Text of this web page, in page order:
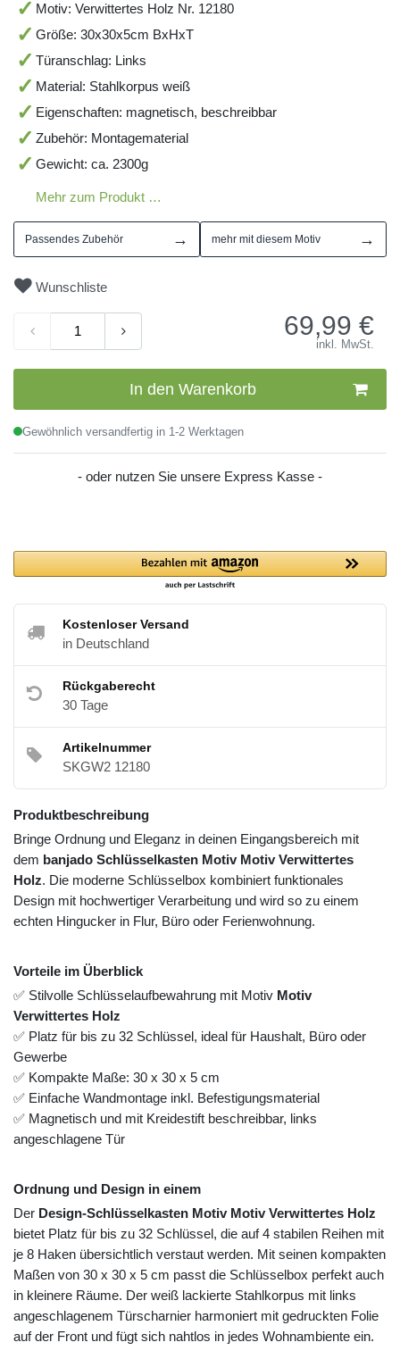
Motiv: Verwittertes Holz Nr. 12180
Größe: 30x30x5cm BxHxT
Türanschlag: Links
Material: Stahlkorpus weiß
Eigenschaften: magnetisch, beschreibbar
Zubehör: Montagematerial
Gewicht: ca. 2300g
Mehr zum Produkt …
Passendes Zubehör → mehr mit diesem Motiv →
Wunschliste
69,99 €
inkl. MwSt.
In den Warenkorb
Gewöhnlich versandfertig in 1-2 Werktagen
- oder nutzen Sie unsere Express Kasse -
Kostenloser Versand
in Deutschland
Rückgaberecht
30 Tage
Artikelnummer
SKGW2 12180
Produktbeschreibung
Bringe Ordnung und Eleganz in deinen Eingangsbereich mit
dem banjado Schlüsselkasten Motiv Motiv Verwittertes
Holz. Die moderne Schlüsselbox kombiniert funktionales
Design mit hochwertiger Verarbeitung und wird so zu einem
echten Hingucker in Flur, Büro oder Ferienwohnung.
Vorteile im Überblick
✅ Stilvolle Schlüsselaufbewahrung mit Motiv Motiv
Verwittertes Holz
✅ Platz für bis zu 32 Schlüssel, ideal für Haushalt, Büro oder
Gewerbe
✅ Kompakte Maße: 30 x 30 x 5 cm
✅ Einfache Wandmontage inkl. Befestigungsmaterial
✅ Magnetisch und mit Kreidestift beschreibbar, links
angeschlagene Tür
Ordnung und Design in einem
Der Design-Schlüsselkasten Motiv Motiv Verwittertes Holz
bietet Platz für bis zu 32 Schlüssel, die auf 4 stabilen Reihen mit
je 8 Haken übersichtlich verstaut werden. Mit seinen kompakten
Maßen von 30 x 30 x 5 cm passt die Schlüsselbox perfekt auch
in kleinere Räume. Der weiß lackierte Stahlkorpus mit links
angeschlagenem Türscharnier harmoniert mit gedruckten Folie
auf der Front und fügt sich nahtlos in jedes Wohnambiente ein.